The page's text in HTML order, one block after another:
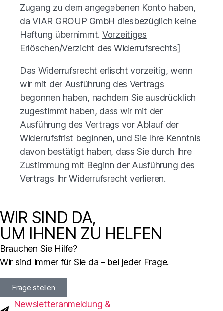
Zugang zu dem angegebenen Konto haben,
da VIAR GROUP GmbH diesbezüglich keine
Haftung übernimmt. Vorzeitiges
Erlöschen/Verzicht des Widerrufsrechts]
Das Widerrufsrecht erlischt vorzeitig, wenn
wir mit der Ausführung des Vertrags
begonnen haben, nachdem Sie ausdrücklich
zugestimmt haben, dass wir mit der
Ausführung des Vertrags vor Ablauf der
Widerrufsfrist beginnen, und Sie Ihre Kenntnis
davon bestätigt haben, dass Sie durch Ihre
Zustimmung mit Beginn der Ausführung des
Vertrags Ihr Widerrufsrecht verlieren.
WIR SIND DA,
UM IHNEN ZU HELFEN
Brauchen Sie Hilfe?
Wir sind immer für Sie da – bei jeder Frage.
Frage stellen
Newsletteranmeldung &